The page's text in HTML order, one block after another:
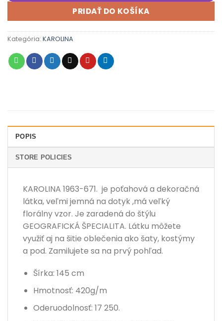
PRIDAŤ DO KOŠÍKA
Kategória: KAROLINA
POPIS
STORE POLICIES
KAROLINA 1963-671. je poťahová a dekoračná
látka, veľmi jemná na dotyk ,má veľký
florálny vzor. Je zaradená do štýlu
GEOGRAFICKÁ ŠPECIALITA. Látku môžete
využiť aj na šitie oblečenia ako šaty, kostýmy
a pod. Zamilujete sa na prvý pohľad.
Šírka: 145 cm
Hmotnosť: 420g/m
Oderuodolnosť: 17 250.